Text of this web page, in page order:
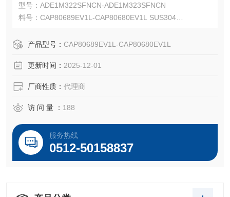
型号：ADE1M322SFNCN-ADE1M323SFNCN
料号：CAP80689EV1L-CAP80680EV1L SUS304
阻燃和防水密封。
类型配合使用。
产品型号： CAP80689EV1L-CAP80680EV1L
更新时间： 2025-12-01
厂商性质： 代理商
访 问 量 ： 188
服务热线
0512-50158837